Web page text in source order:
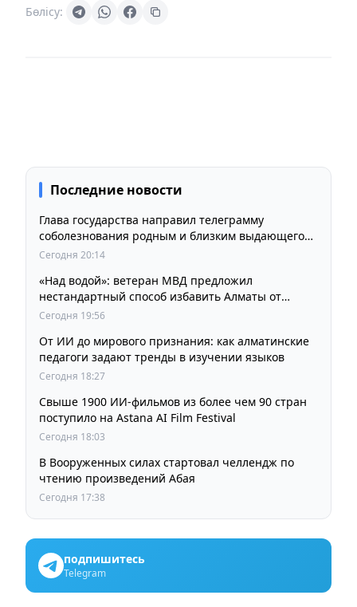
Бөлісу:
Последние новости
Глава государства направил телеграмму
соболезнования родным и близким выдающегося
кинорежиссера Ардака Амиркулова
Сегодня 20:14
«Над водой»: ветеран МВД предложил
нестандартный способ избавить Алматы от
пробок и смога
Сегодня 19:56
От ИИ до мирового признания: как алматинские
педагоги задают тренды в изучении языков
Сегодня 18:27
Свыше 1900 ИИ-фильмов из более чем 90 стран
поступило на Astana AI Film Festival
Сегодня 18:03
В Вооруженных силах стартовал челлендж по
чтению произведений Абая
Сегодня 17:38
подпишитесь
Telegram